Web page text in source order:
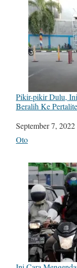
Pikir-pikir Dulu,
Beralih Ke Pertalite
Date
September 7, 2022
In relation to
Oto